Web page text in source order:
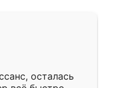
осталась